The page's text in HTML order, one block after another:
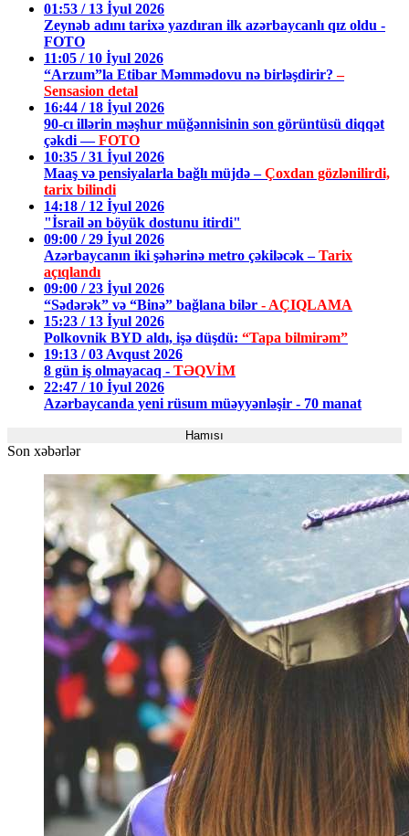
01:53 / 13 İyul 2026
Zeynəb adını tarixə yazdıran ilk azərbaycanlı qız oldu -
FOTO
11:05 / 10 İyul 2026
“Arzum”la Etibar Məmmədovu nə birləşdirir?–
Sensasion detal
16:44 / 18 İyul 2026
90-cı illərin məşhur müğənnisinin son görüntüsü diqqət
çəkdi —FOTO
10:35 / 31 İyul 2026
Maaş və pensiyalarla bağlı müjdə –Çoxdan gözlənilirdi,
tarix bilindi
14:18 / 12 İyul 2026
"İsrail ən böyük dostunu itirdi"
09:00 / 29 İyul 2026
Azərbaycanın iki şəhərinə metro çəkiləcək –Tarix
açıqlandı
09:00 / 23 İyul 2026
“Sədərək” və “Binə” bağlana bilər - AÇIQLAMA
15:23 / 13 İyul 2026
Polkovnik BYD aldı, işə düşdü: “Tapa bilmirəm”
19:13 / 03 Avqust 2026
8 gün iş olmayacaq - TƏQVİM
22:47 / 10 İyul 2026
Azərbaycanda yeni rüsum müəyyənləşir - 70 manat
Hamısı
Son xəbərlər